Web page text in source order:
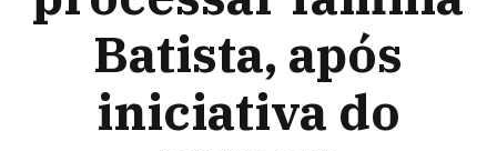
Batista, após
iniciativa do